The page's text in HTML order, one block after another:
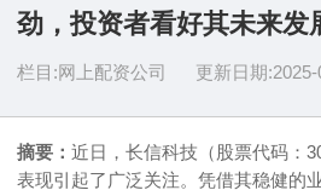
劲，投资者看好其未来发
栏目:网上配资公司 更新日期:
摘要： 近日，长信科技（股票代码：
表现引起了广泛关注。凭借其稳健的